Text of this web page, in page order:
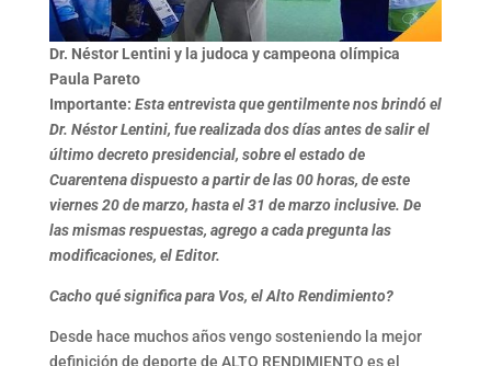
Dr. Néstor Lentini y la judoca y campeona olímpica
Paula Pareto
Importante: Esta entrevista que gentilmente nos brindó el
Dr. Néstor Lentini, fue realizada dos días antes de salir el
último decreto presidencial, sobre el estado de
Cuarentena dispuesto a partir de las 00 horas, de este
viernes 20 de marzo, hasta el 31 de marzo inclusive. De
las mismas respuestas, agrego a cada pregunta las
modificaciones, el Editor.
Cacho qué significa para Vos, el Alto Rendimiento?
Desde hace muchos años vengo sosteniendo la mejor
definición de deporte de ALTO RENDIMIENTO es el